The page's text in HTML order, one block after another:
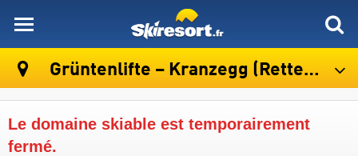
Grüntenlifte – Kranzegg (Rettenberg)
Le domaine skiable est temporairement
fermé.